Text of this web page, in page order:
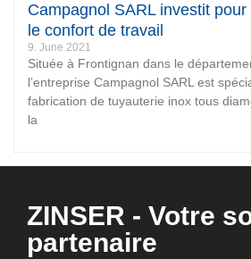
Campagnol SARL investit
le confort de travail
9. June 2021
Située à Frontignan dans le
l’entreprise Campagnol SARL est
fabrication de tuyauterie inox tous
la
ZINSER - Votre
partenaire